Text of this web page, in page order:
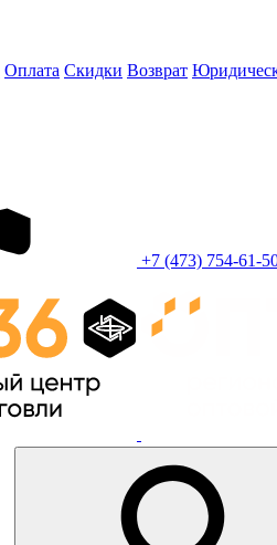
Оплата Скидки Возврат
+7 (473) 754-61-